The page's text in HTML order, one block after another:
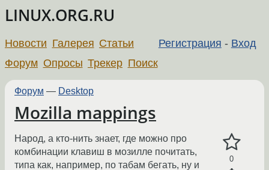
LINUX.ORG.RU
Регистрация - Вход
Новости Галерея Статьи
Форум Опросы Трекер Поиск
Форум — Desktop
Mozilla mappings
0
Народ, а кто-нить знает, где можно про
комбинации клавиш в мозилле почитать,
типа как, например, по табам бегать, ну и